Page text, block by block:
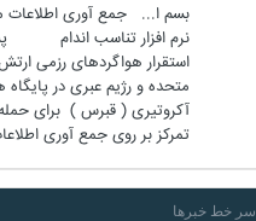
بسم ا... جمع آوری اطلاعات
نرم افزار تناسب اندام
استقرار هواگردهای رزمی
متحده و رژیم عبری در پایگاه
آکروتیری ( قبرس ) برای حمله
تمرکز بر روی جمع آوری
سر خط خبرها